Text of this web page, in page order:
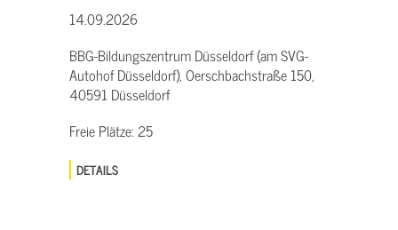
14.09.2026
BBG-Bildungszentrum Düsseldorf (am SVG-
Autohof Düsseldorf), Oerschbachstraße 150,
40591 Düsseldorf
Freie Plätze:25
DETAILS